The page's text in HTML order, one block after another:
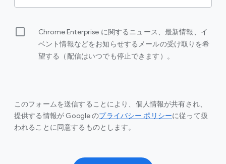
Chrome Enterprise に関するニュース、最新情報、イ
ベント情報などをお知らせするメールの受け取りを希
望する（配信はいつでも停止できます）。
このフォームを送信することにより、個人情報が共有され、
提供する情報が Google のプライバシー ポリシーに従って扱
われることに同意するものとします。